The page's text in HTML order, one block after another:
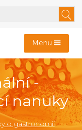
Menu
-
nanuky
o gastronomii